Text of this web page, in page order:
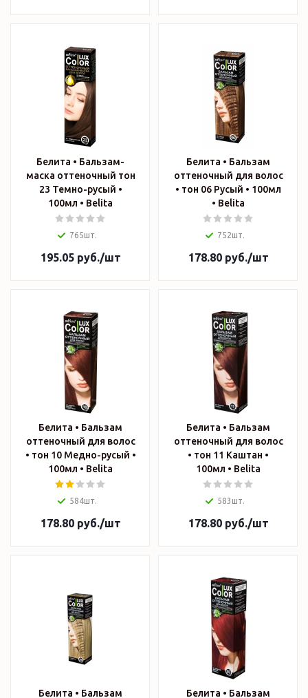
Белита • Бальзам-
маска оттеночный тон
23 Темно-русый •
100мл • Belita
765шт.
195.05руб./шт
Белита • Бальзам
оттеночный для волос
• тон 06 Русый • 100мл
• Belita
752шт.
178.80руб./шт
Белита • Бальзам
оттеночный для волос
• тон 10 Медно-русый •
100мл • Belita
584шт.
178.80руб./шт
Белита • Бальзам
оттеночный для волос
• тон 11 Каштан •
100мл • Belita
583шт.
178.80руб./шт
Белита • Бальзам
Белита • Бальзам